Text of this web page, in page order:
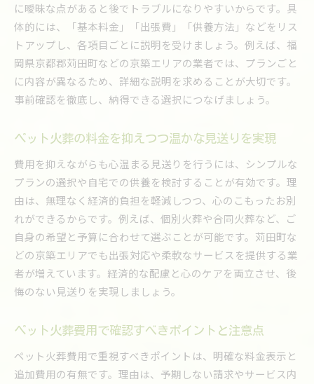
に曖昧な点があると後でトラブルになりやすいからです。具
体的には、「基本料金」「出張費」「供養方法」などをリス
トアップし、各項目ごとに説明を受けましょう。例えば、福
岡県京都郡苅田町などの京築エリアの業者では、プランごと
に内容が異なるため、詳細な説明を求めることが大切です。
事前確認を徹底し、納得できる選択につなげましょう。
ペット火葬の料金を抑えつつ温かな見送りを実現
費用を抑えながらも心温まる見送りを行うには、シンプルな
プランの選択や自宅での供養を検討することが有効です。理
由は、無理なく経済的負担を軽減しつつ、心のこもったお別
れができるからです。例えば、個別火葬や合同火葬など、ご
自身の希望と予算に合わせて選ぶことが可能です。苅田町な
どの京築エリアでも出張対応や柔軟なサービスを提供する業
者が増えています。経済的な配慮と心のケアを両立させ、後
悔のない見送りを実現しましょう。
ペット火葬費用で確認すべきポイントと注意点
ペット火葬費用で重視すべきポイントは、明確な料金表示と
追加費用の有無です。理由は、予期しない請求やサービス内